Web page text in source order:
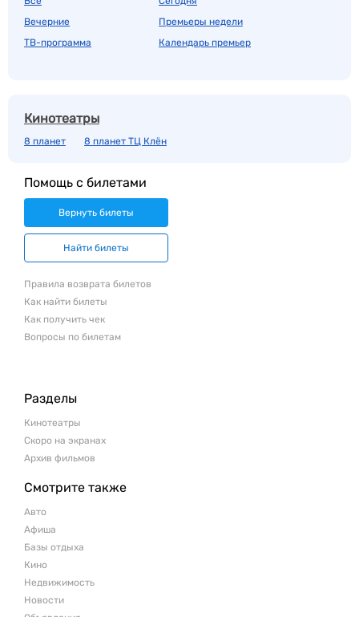
Вечерние
ТВ-программа
Премьеры недели
Календарь премьер
Кинотеатры
8 планет 8 планет ТЦ Клён
Помощь с билетами
Вернуть билеты
Найти билеты
Правила возврата билетов
Как найти билеты
Как получить чек
Вопросы по билетам
Разделы
Кинотеатры
Скоро на экранах
Архив фильмов
Смотрите также
Авто
Афиша
Базы отдыха
Кино
Недвижимость
Новости